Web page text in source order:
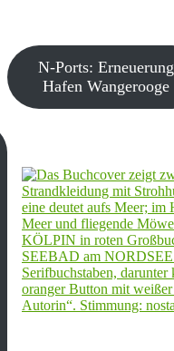
N-Ports: Erneuerung
Hafen Wangerooge